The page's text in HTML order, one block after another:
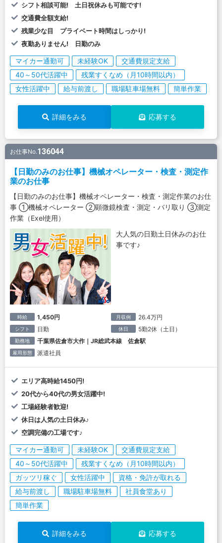
シフト相談可能! 土日祝休みも可能です!
交通費全額支給!
残業少な目 プライベート時間はしっかり!
夜勤ありません! 日勤のみ
マイカー通勤可 未経験OK
交通費規定支給
40～50代活躍中
残業すくなめ（月10時間以内）
女性活躍中
給与前渡し 職場駐車場無料 簡単作業
詳細をみる 応募する
お仕事No.136044
【日勤のみのお仕事】機械オペレーター・検査・測定作
業のお仕事
【日勤のみのお仕事】機械オペレーター・検査・測定作業のお仕
事 ①機械オペレーター ②顕微鏡検査・測定・バリ取り ③測定
作業（Exel使用）
大人気の日勤土日休みのお仕
事です♪
時給 1,450円 月収例 26.4万円
シフト 日勤 休日 5勤2休（土日）
勤務地 千葉県佐倉市大作｜JR総武本線 佐倉駅
雇用形態 派遣社員
エリア高時給1450円!
20代から40代の男女活躍中!
工場経験者歓迎!
休日は人気の土日休み♪
空調完備の工場です♪
マイカー通勤可 未経験OK
交通費規定支給
40～50代活躍中
残業すくなめ（月10時間以内）
ガッツリ稼ぐ
女性活躍中
資格・免許が取れる
給与前渡し
職場駐車場無料
社員食堂あり
簡単作業
詳細をみる 応募する